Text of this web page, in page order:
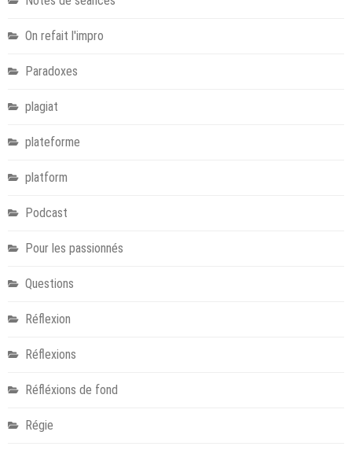
On refait l'impro
Paradoxes
plagiat
plateforme
platform
Podcast
Pour les passionnés
Questions
Réflexion
Réflexions
Réfléxions de fond
Régie